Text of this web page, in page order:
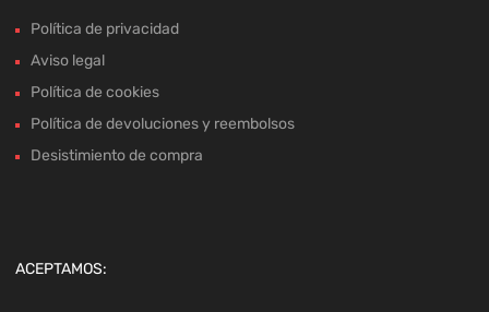
Política de privacidad
Aviso legal
Política de cookies
Política de devoluciones y reembolsos
Desistimiento de compra
ACEPTAMOS: